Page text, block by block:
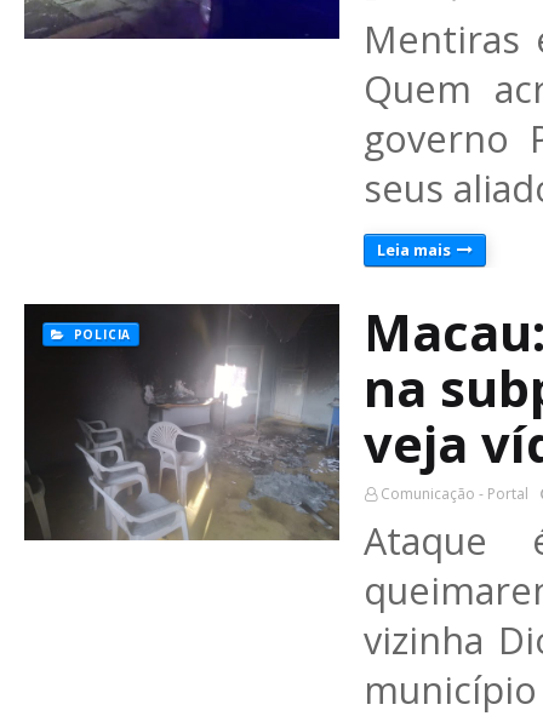
Mentiras
Quem
governo
seus
Leia mais
POLICIA
na
veja
Comunicação - Portal
Ataque
vizinha